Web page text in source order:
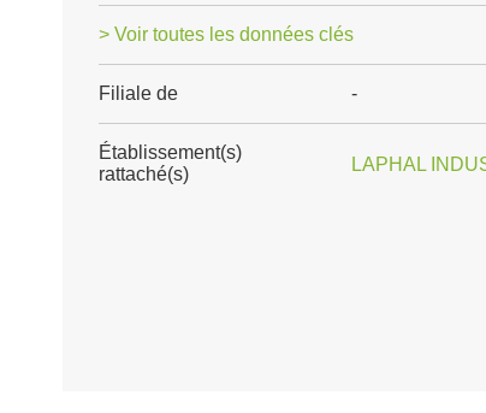
> Voir toutes les données clés
Filiale de -
Établissement(s)
rattaché(s)
LAPHAL